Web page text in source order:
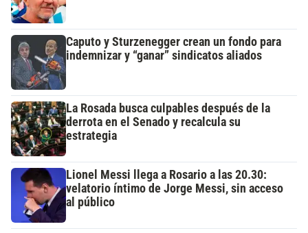
Caputo y Sturzenegger crean un fondo para
indemnizar y “ganar” sindicatos aliados
La Rosada busca culpables después de la
derrota en el Senado y recalcula su
estrategia
Lionel Messi llega a Rosario a las 20.30:
velatorio íntimo de Jorge Messi, sin acceso
al público